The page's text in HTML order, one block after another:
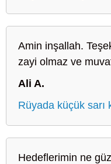
Amin inşallah.
zayi olmaz ve
Ali A.
Rüyada küçük sarı
Hedeflerimin ne